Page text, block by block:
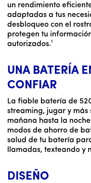
un rendimiento
adaptadas a tus
desbloqueo con el
protegen tu
autorizados.¹
UNA BATERÍA
CONFIAR
La fiable batería de
streaming, jugar y más
mañana hasta la
modos de ahorro de
salud de tu batería
llamadas, texteando y
DISEÑO